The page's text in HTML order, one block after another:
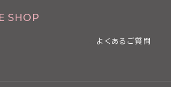
SHOP
よくあるご質問